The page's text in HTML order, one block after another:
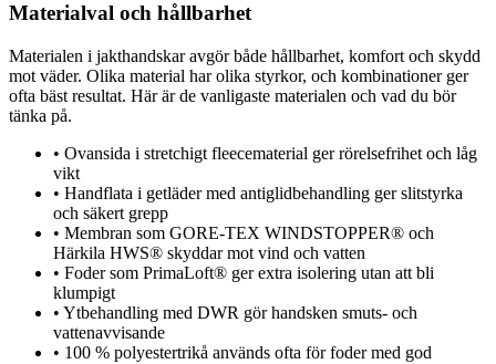
Materialval och hållbarhet
Materialen i jakthandskar avgör både hållbarhet, komfort och skydd
mot väder. Olika material har olika styrkor, och kombinationer ger
ofta bäst resultat. Här är de vanligaste materialen och vad du bör
tänka på.
• Ovansida i stretchigt fleecematerial ger rörelsefrihet och låg
vikt
• Handflata i getläder med antiglidbehandling ger slitstyrka
och säkert grepp
• Membran som GORE-TEX WINDSTOPPER® och
Härkila HWS® skyddar mot vind och vatten
• Foder som PrimaLoft® ger extra isolering utan att bli
klumpigt
• Ytbehandling med DWR gör handsken smuts- och
vattenavvisande
• 100 % polyestertrikå används ofta för foder med god